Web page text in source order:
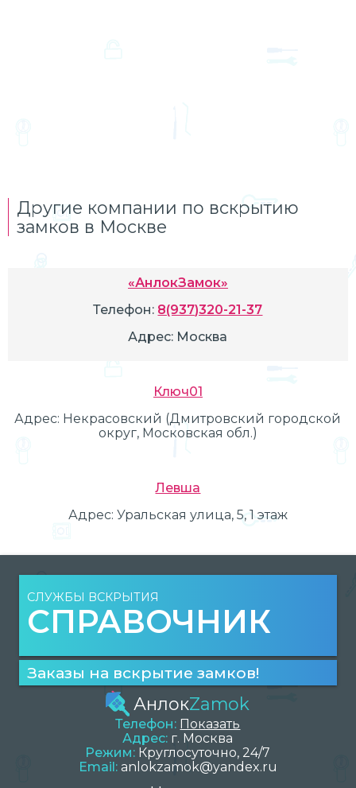
Другие компании по вскрытию
замков в Москве
«АнлокЗамок»
Телефон: 8(937)320-21-37
Адрес: Москва
Ключ01
Адрес: Некрасовский (Дмитровский городской
округ, Московская обл.)
Левша
Адрес: Уральская улица, 5, 1 этаж
СЛУЖБЫ ВСКРЫТИЯ
СПРАВОЧНИК
Заказы на вскрытие замков!
АнлокZamok
Телефон: Показать
Адрес: г. Москва
Режим: Круглосуточно, 24/7
Email: anlokzamok@yandex.ru